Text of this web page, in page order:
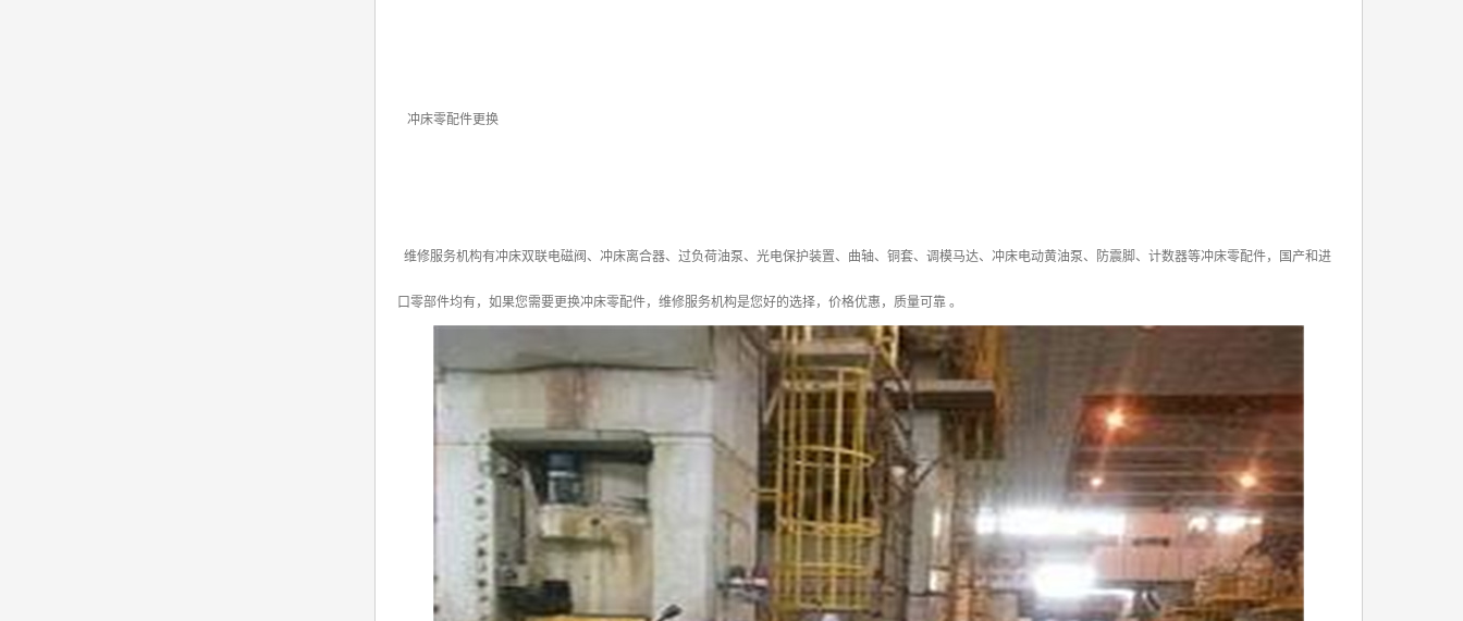
冲床零配件更换
维修服务机构有冲床双联电磁阀、冲床离合器、过负荷油泵、光电保护装置、曲轴、铜套、调模马达、冲床电动黄油泵、防震脚、计数器等冲床零配件，国产和进
口零部件均有，如果您需要更换冲床零配件，维修服务机构是您好的选择，价格优惠，质量可靠 。